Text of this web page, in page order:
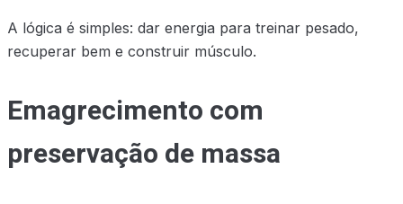
A lógica é simples: dar energia para treinar pesado,
recuperar bem e construir músculo.
Emagrecimento com
preservação de massa